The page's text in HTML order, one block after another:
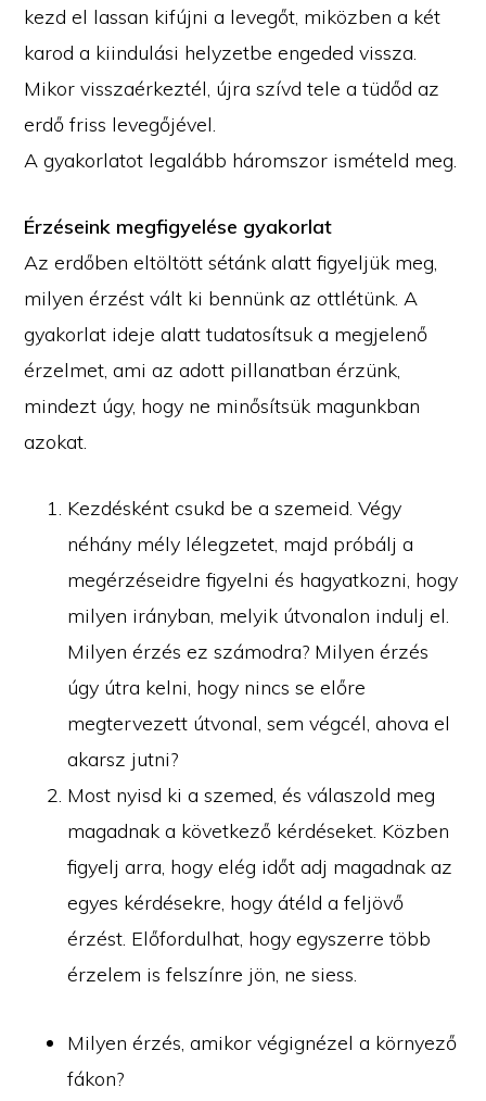
kezd el lassan kifújni a levegőt, miközben a két
karod a kiindulási helyzetbe engeded vissza.
Mikor visszaérkeztél, újra szívd tele a tüdőd az
erdő friss levegőjével.
A gyakorlatot legalább háromszor ismételd meg.
Érzéseink megfigyelése gyakorlat
Az erdőben eltöltött sétánk alatt figyeljük meg,
milyen érzést vált ki bennünk az ottlétünk. A
gyakorlat ideje alatt tudatosítsuk a megjelenő
érzelmet, ami az adott pillanatban érzünk,
mindezt úgy, hogy ne minősítsük magunkban
azokat.
Kezdésként csukd be a szemeid. Végy
néhány mély lélegzetet, majd próbálj a
megérzéseidre figyelni és hagyatkozni, hogy
milyen irányban, melyik útvonalon indulj el.
Milyen érzés ez számodra? Milyen érzés
úgy útra kelni, hogy nincs se előre
megtervezett útvonal, sem végcél, ahova el
akarsz jutni?
Most nyisd ki a szemed, és válaszold meg
magadnak a következő kérdéseket. Közben
figyelj arra, hogy elég időt adj magadnak az
egyes kérdésekre, hogy átéld a feljövő
érzést. Előfordulhat, hogy egyszerre több
érzelem is felszínre jön, ne siess.
Milyen érzés, amikor végignézel a környező
fákon?